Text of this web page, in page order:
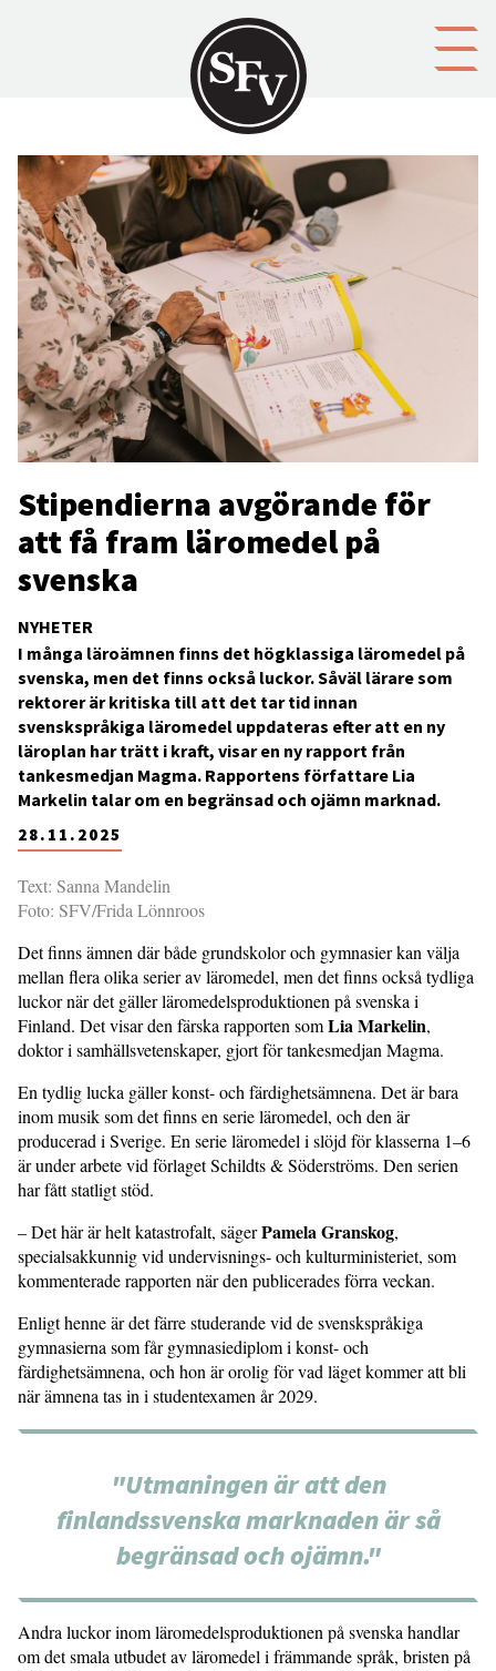
NYHETER
Stipendierna avgörande för
att få fram läromedel på
svenska
28.11.2025
I många läroämnen finns det högklassiga läromedel på
svenska, men det finns också luckor. Såväl lärare som
rektorer är kritiska till att det tar tid innan
svenskspråkiga läromedel uppdateras efter att en ny
läroplan har trätt i kraft, visar en ny rapport från
tankesmedjan Magma. Rapportens författare Lia
Markelin talar om en begränsad och ojämn marknad.
Text: Sanna Mandelin
Foto: SFV/Frida Lönnroos
Det finns ämnen där både grundskolor och gymnasier kan välja
mellan flera olika serier av läromedel, men det finns också tydliga
luckor när det gäller läromedelsproduktionen på svenska i
Finland. Det visar den färska rapporten somLia Markelin,
doktor i samhällsvetenskaper, gjort för tankesmedjan Magma.
En tydlig lucka gäller konst- och färdighetsämnena. Det är bara
inom musik som det finns en serie läromedel, och den är
producerad i Sverige. En serie läromedel i slöjd för klasserna 1–6
är under arbete vid förlaget Schildts & Söderströms. Den serien
har fått statligt stöd.
– Det här är helt katastrofalt, sägerPamela Granskog,
specialsakkunnig vid undervisnings- och kulturministeriet, som
kommenterade rapporten när den publicerades förra veckan.
Enligt henne är det färre studerande vid de svenskspråkiga
gymnasierna som får gymnasiediplom i konst- och
färdighetsämnena, och hon är orolig för vad läget kommer att bli
när ämnena tas in i studentexamen år 2029.
"Utmaningen är att den
finlandssvenska marknaden är så
begränsad och ojämn."
Andra luckor inom läromedelsproduktionen på svenska handlar
om det smala utbudet av läromedel i främmande språk, bristen på